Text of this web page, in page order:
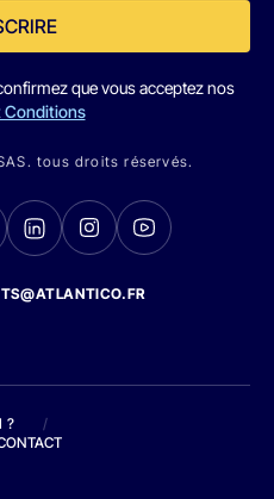
que vous acceptez nos
Conditions
tous droits réservés.
?
/